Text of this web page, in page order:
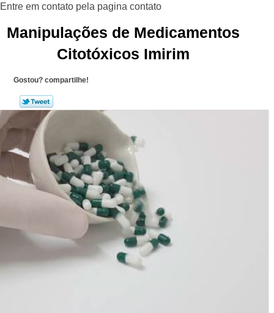
Manipulações de Medicamentos
Citotóxicos Imirim
Gostou? compartilhe!